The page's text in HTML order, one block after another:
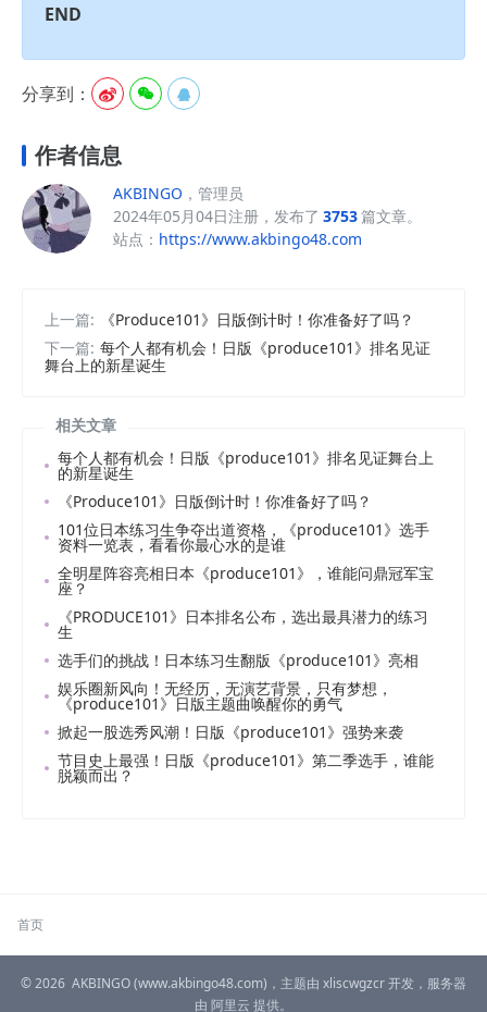
END
分享到：   
作者信息
AKBINGO ，管理员
2024年05月04日注册，发布了 3753篇文章。
站点： https://www.akbingo48.com
上一篇:
《Produce101》日版倒计时！你准备好了吗？
下一篇: 每个人都有机会！日版《produce101》排名见证
舞台上的新星诞生
相关文章
每个人都有机会！日版《produce101》排名见证舞台上
的新星诞生
《Produce101》日版倒计时！你准备好了吗？
101位日本练习生争夺出道资格，《produce101》选手
资料一览表，看看你最心水的是谁
全明星阵容亮相日本《produce101》，谁能问鼎冠军宝
座？
《PRODUCE101》日本排名公布，选出最具潜力的练习
生
选手们的挑战！日本练习生翻版《produce101》亮相
娱乐圈新风向！无经历，无演艺背景，只有梦想，
《produce101》日版主题曲唤醒你的勇气
掀起一股选秀风潮！日版《produce101》强势来袭
节目史上最强！日版《produce101》第二季选手，谁能
脱颖而出？
首页
© 2026 AKBINGO(www.akbingo48.com)，主题由 xliscwgzcr开发，服务器
由 阿里云 提供。